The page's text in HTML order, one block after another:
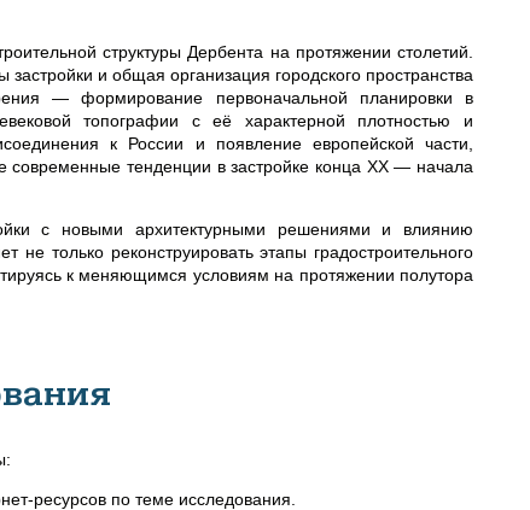
структуры Дербента на протяжении столетий.
и общая организация городского пространства
— формирование первоначальной планировки в
топографии с её характерной плотностью и
к России и появление европейской части,
современные тенденции в застройке конца XX — начала
с новыми архитектурными решениями и влиянию
не только реконструировать этапы градостроительного
к меняющимся условиям на протяжении полутора
ресурсов по теме исследования.